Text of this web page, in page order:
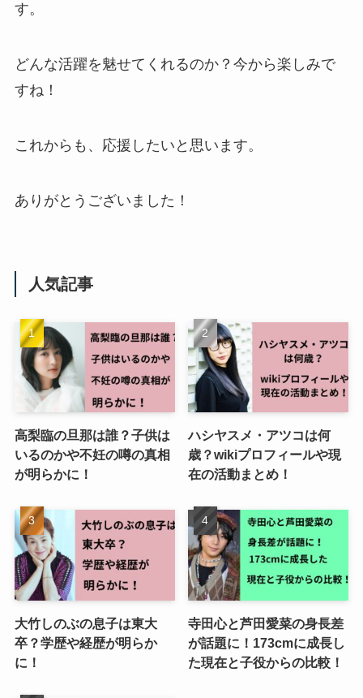
す。
どんな活躍を魅せてくれるのか？今から楽しみで
すね！
これからも、応援したいと思います。
ありがとうございました！
人気記事
高梨臨の旦那は誰？子供は
いるのかや不妊の噂の真相
が明らかに！
ハシヤスメ・アツコは何
歳？wikiプロフィールや現
在の活動まとめ！
大竹しのぶの息子は東大
卒？学歴や経歴が明らか
に！
寺田心と芦田愛菜の身長差
が話題に！173cmに成長し
た現在と子役からの比較！